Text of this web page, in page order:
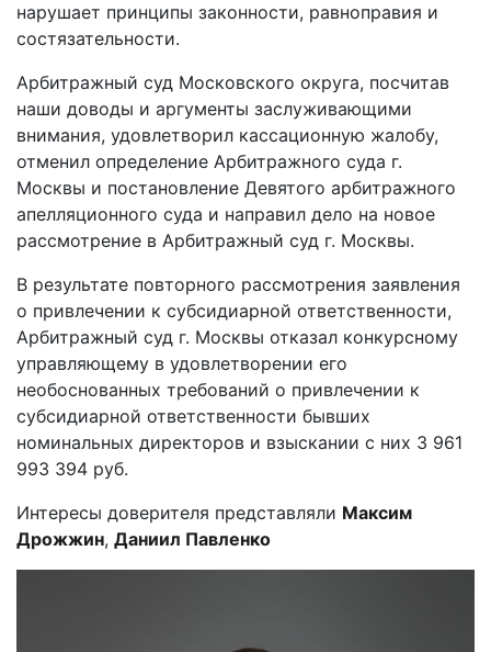
нарушает принципы законности, равноправия и
состязательности.
Арбитражный суд Московского округа, посчитав
наши доводы и аргументы заслуживающими
внимания, удовлетворил кассационную жалобу,
отменил определение Арбитражного суда г.
Москвы и постановление Девятого арбитражного
апелляционного суда и направил дело на новое
рассмотрение в Арбитражный суд г. Москвы.
В результате повторного рассмотрения заявления
о привлечении к субсидиарной ответственности,
Арбитражный суд г. Москвы отказал конкурсному
управляющему в удовлетворении его
необоснованных требований о привлечении к
субсидиарной ответственности бывших
номинальных директоров и взыскании с них 3 961
993 394 руб.
Интересы доверителя представляли Максим
Дрожжин, Даниил Павленко